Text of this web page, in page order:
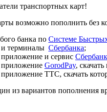
транспортных карт!
возможно пополнить без
банка по Cистеме
терминалы Сбербанка;
и сервис
GorodPay,
ТТС, скачать
из вариантов